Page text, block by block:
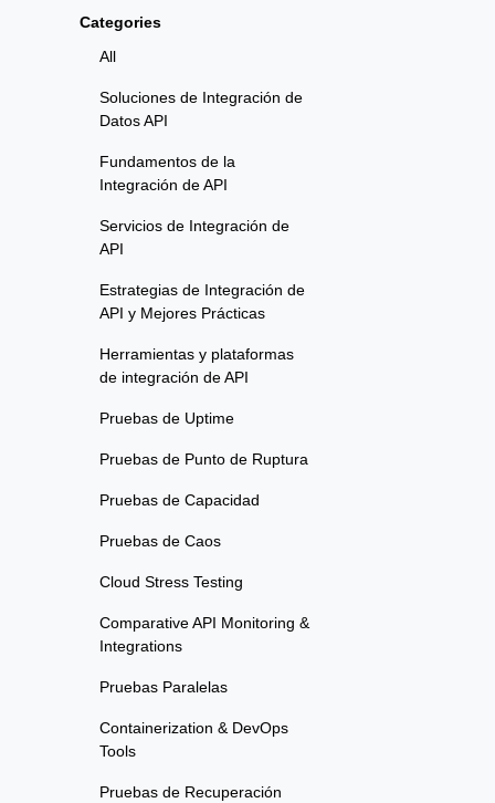
Categories
All
Soluciones de Integración de
Datos API
Fundamentos de la
Integración de API
Servicios de Integración de
API
Estrategias de Integración de
API y Mejores Prácticas
Herramientas y plataformas
de integración de API
Pruebas de Uptime
Pruebas de Punto de Ruptura
Pruebas de Capacidad
Pruebas de Caos
Cloud Stress Testing
Comparative API Monitoring &
Integrations
Pruebas Paralelas
Containerization & DevOps
Tools
Pruebas de Recuperación